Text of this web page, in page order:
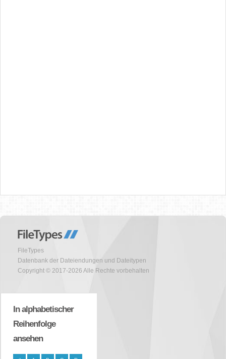
FileTypes
Datenbank der Dateiendungen und Dateitypen
Copyright © 2017-2026 Alle Rechte vorbehalten
In alphabetischer
Reihenfolge
ansehen